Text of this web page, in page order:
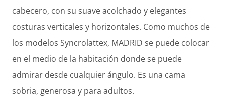
cabecero, con su suave acolchado y elegantes
costuras verticales y horizontales. Como muchos de
los modelos Syncrolattex, MADRID se puede colocar
en el medio de la habitación donde se puede
admirar desde cualquier ángulo. Es una cama
sobria, generosa y para adultos.